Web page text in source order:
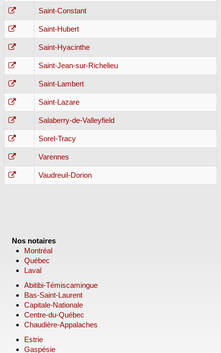
Saint-Constant
Saint-Hubert
Saint-Hyacinthe
Saint-Jean-sur-Richelieu
Saint-Lambert
Saint-Lazare
Salaberry-de-Valleyfield
Sorel-Tracy
Varennes
Vaudreuil-Dorion
Nos notaires
Montréal
Québec
Laval
Abitibi-Témiscamingue
Bas-Saint-Laurent
Capitale-Nationale
Centre-du-Québec
Chaudière-Appalaches
Estrie
Gaspésie